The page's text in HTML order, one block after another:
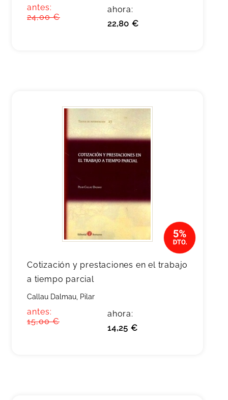
antes:
24,00 €
ahora:
22,80 €
Cotización y prestaciones en el trabajo
a tiempo parcial
Callau Dalmau, Pilar
antes:
15,00 €
ahora:
14,25 €